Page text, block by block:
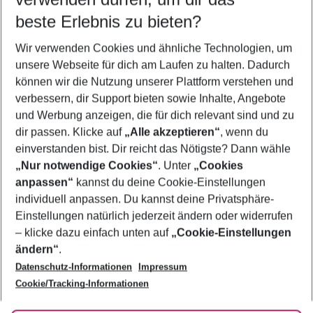
5-8 Nächte
2 Erwachsene Keine Kinder
Mehr Filter anzeigen
Footer
Footer navigation
Über uns
AGB
Bestpreisgarantie
Cookie-Einstellungen ändern
Cookie-Richtlinie
Agenturbetreuung
Barrierefreies Reisen
Folge uns
beste Erlebnis zu bieten?
Wir verwenden Cookies und ähnliche Technologien, um
unsere Webseite für dich am Laufen zu halten. Dadurch
können wir die Nutzung unserer Plattform verstehen und
verbessern, dir Support bieten sowie Inhalte, Angebote
und Werbung anzeigen, die für dich relevant sind und zu
dir passen. Klicke auf „Alle akzeptieren“, wenn du
einverstanden bist. Dir reicht das Nötigste? Dann wähle
„Nur notwendige Cookies“. Unter „Cookies
anpassen“ kannst du deine Cookie-Einstellungen
individuell anpassen. Du kannst deine Privatsphäre-
Einstellungen natürlich jederzeit ändern oder widerrufen
– klicke dazu einfach unten auf „Cookie-Einstellungen
ändern“.
Datenschutz-Informationen
Impressum
Cookie/Tracking-Informationen